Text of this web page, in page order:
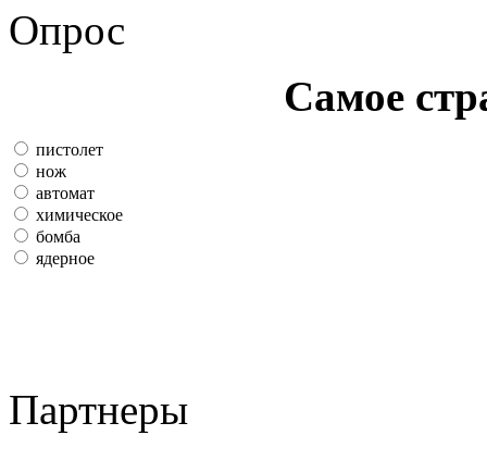
Опрос
Самое
пистолет
нож
автомат
химическое
бомба
ядерное
Партнеры